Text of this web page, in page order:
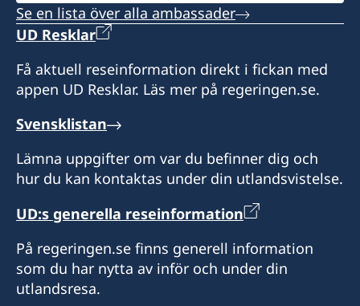
Se en lista över alla ambassader
UD Resklar
Få aktuell reseinformation direkt i fickan med
appen UD Resklar. Läs mer på regeringen.se.
Svensklistan
Lämna uppgifter om var du befinner dig och
hur du kan kontaktas under din utlandsvistelse.
UD:s generella reseinformation
På regeringen.se finns generell information
som du har nytta av inför och under din
utlandsresa.